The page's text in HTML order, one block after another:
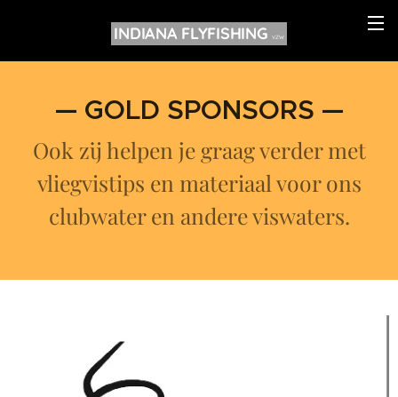
INDIANA FLYFISHINGVZW
— GOLD SPONSORS —
Ook zij helpen je graag verder met
vliegvistips en materiaal voor ons
clubwater en andere viswaters.